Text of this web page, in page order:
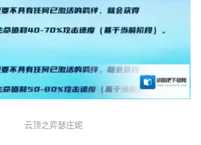
云顶之弈瑟庄妮